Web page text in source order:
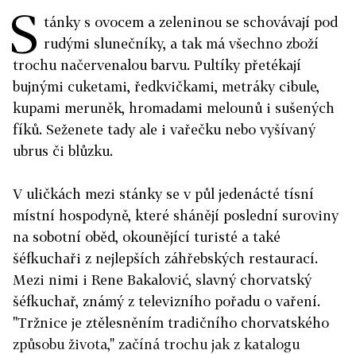
S tánky s ovocem a zeleninou se schovávají pod
rudými slunečníky, a tak má všechno zboží
trochu načervenalou barvu. Pultíky přetékají
bujnými cuketami, ředkvičkami, metráky cibule,
kupami meruněk, hromadami melounů i sušených
fíků. Seženete tady ale i vařečku nebo vyšívaný
ubrus či blůzku.
V uličkách mezi stánky se v půl jedenácté tísní
místní hospodyně, které shánějí poslední suroviny
na sobotní oběd, okounějící turisté a také
šéfkuchaři z nejlepších záhřebských restaurací.
Mezi nimi i Rene Bakalović, slavný chorvatský
šéfkuchař, známý z televizního pořadu o vaření.
"Tržnice je ztělesněním tradičního chorvatského
způsobu života," začíná trochu jak z katalogu